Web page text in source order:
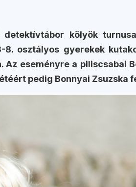
kölyök
osztályos gyerekek
eseményre a piliscsabai
pedig Bonnyai Zsuzska